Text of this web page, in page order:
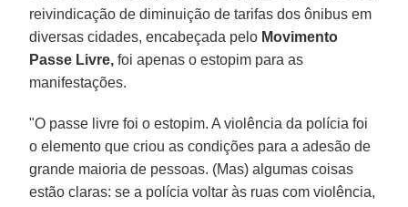
reivindicação de diminuição de tarifas dos ônibus em
diversas cidades, encabeçada pelo Movimento
Passe Livre, foi apenas o estopim para as
manifestações.
"O passe livre foi o estopim. A violência da polícia foi
o elemento que criou as condições para a adesão de
grande maioria de pessoas. (Mas) algumas coisas
estão claras: se a polícia voltar às ruas com violência,